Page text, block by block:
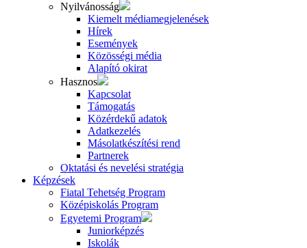
Nyilvánosság
Kiemelt médiamegjelenések
Hírek
Események
Közösségi média
Alapító okirat
Hasznos
Kapcsolat
Támogatás
Közérdekű adatok
Adatkezelés
Másolatkészítési rend
Partnerek
Oktatási és nevelési stratégia
Képzések
Fiatal Tehetség Program
Középiskolás Program
Egyetemi Program
Juniorképzés
Iskolák